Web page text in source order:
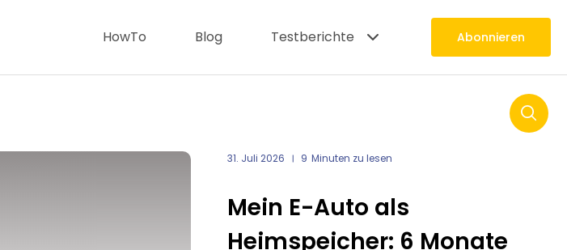
HowTo Blog Testberichte Abonnieren
31. Juli 2026 9 Minuten zu lesen
Mein E-Auto als
Heimspeicher: 6 Monate